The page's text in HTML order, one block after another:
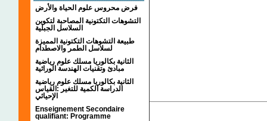
terre
فرض محروس علوم الحياة والأرض
التشوهات التكتونیة المصاحبة لتكوین
السلاسل الجبلیة
طبيعة التشوهات التكتونية المميزة
لسلاسل الطمر والاصطدام
الثانية بكالوريا مسلك علوم رياضية
مبادئ وتقنيات الهندسة الوراثية
الثانية بكالوريا مسلك علوم رياضية
الدراسة الكمية للتغير :القياس
الإحيائي
Enseignement Secondaire
qualifiant: Programme